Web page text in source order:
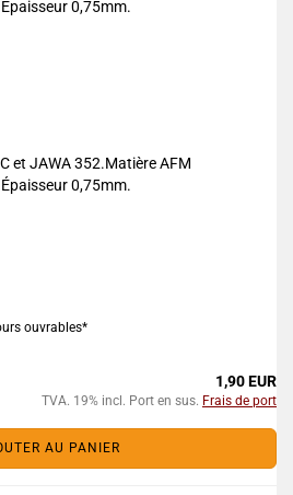
0,75mm.
et JAWA 352.Matière AFM
0,75mm.
ouvrables*
1,90 EUR
TVA. 19% incl. Port en sus. Frais de port
AU PANIER